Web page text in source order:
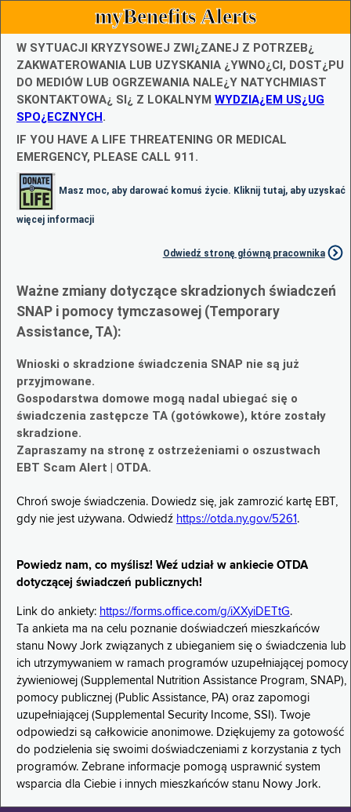
myBenefits Alerts
W SYTUACJI KRYZYSOWEJ ZWI¿ZANEJ Z POTRZEB¿
ZAKWATEROWANIA LUB UZYSKANIA ¿YWNO¿CI, DOST¿PU
DO MEDIÓW LUB OGRZEWANIA NALE¿Y NATYCHMIAST
SKONTAKTOWA¿ SI¿ Z LOKALNYM WYDZIA¿EM US¿UG
SPO¿ECZNYCH.
IF YOU HAVE A LIFE THREATENING OR MEDICAL
EMERGENCY, PLEASE CALL 911.
Masz moc, aby darować komuś życie. Kliknij tutaj, aby uzyskać
więcej informacji
Odwiedź stronę główną pracownika
Ważne zmiany dotyczące skradzionych świadczeń
SNAP i pomocy tymczasowej (Temporary
Assistance, TA):
Wnioski o skradzione świadczenia SNAP nie są już
przyjmowane.
Gospodarstwa domowe mogą nadal ubiegać się o
świadczenia zastępcze TA (gotówkowe), które zostały
skradzione.
Zapraszamy na stronę z ostrzeżeniami o oszustwach
EBT Scam Alert | OTDA.
Chroń swoje świadczenia. Dowiedz się, jak zamrozić kartę EBT,
gdy nie jest używana. Odwiedź https://otda.ny.gov/5261 .
Powiedz nam, co myślisz! Weź udział w ankiecie OTDA
dotyczącej świadczeń publicznych!
Link do ankiety: https://forms.office.com/g/iXXyiDETtG.
Ta ankieta ma na celu poznanie doświadczeń mieszkańców
stanu Nowy Jork związanych z ubieganiem się o świadczenia lub
ich utrzymywaniem w ramach programów uzupełniającej pomocy
żywieniowej (Supplemental Nutrition Assistance Program, SNAP),
pomocy publicznej (Public Assistance, PA) oraz zapomogi
uzupełniającej (Supplemental Security Income, SSI). Twoje
odpowiedzi są całkowicie anonimowe. Dziękujemy za gotowość
do podzielenia się swoimi doświadczeniami z korzystania z tych
programów. Zebrane informacje pomogą usprawnić system
wsparcia dla Ciebie i innych mieszkańców stanu Nowy Jork.